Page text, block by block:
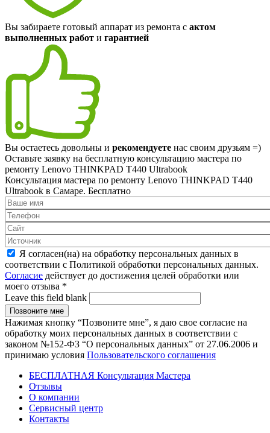
Вы забираете готовый аппарат из ремонта с актом
выполненных работ и гарантией
Вы остаетесь довольны и рекомендуете нас своим друзьям =)
Оставьте заявку на бесплатную консультацию мастера по
ремонту Lenovo THINKPAD T440 Ultrabook
Консультация мастера по ремонту Lenovo THINKPAD T440
Ultrabook в Самаре. Бесплатно
Я согласен(на) на обработку персональных данных в
соответствии с Политикой обработки персональных данных.
Согласие действует до достижения целей обработки или
моего отзыва *
Leave this field blank
Нажимая кнопку “Позвоните мне”, я даю свое согласие на
обработку моих персональных данных в соответствии с
законом №152-ФЗ “О персональных данных” от 27.06.2006 и
принимаю условия Пользовательского соглашения
БЕСПЛАТНАЯ Консультация Мастера
Отзывы
О компании
Сервисный центр
Контакты